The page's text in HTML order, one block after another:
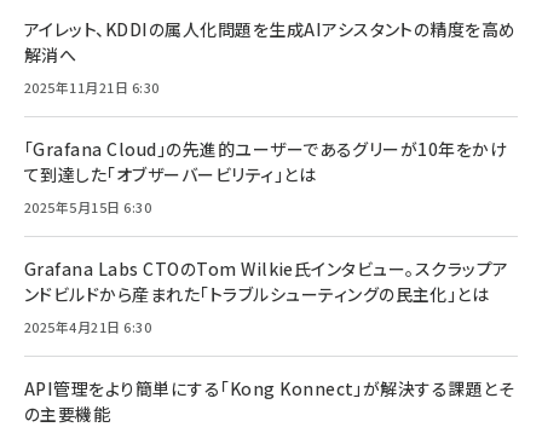
アイレット、KDDIの属人化問題を生成AIアシスタントの精度を高め
解消へ
2025年11月21日 6:30
「Grafana Cloud」の先進的ユーザーであるグリーが10年をかけ
て到達した「オブザーバービリティ」とは
2025年5月15日 6:30
Grafana Labs CTOのTom Wilkie氏インタビュー。スクラップア
ンドビルドから産まれた「トラブルシューティングの民主化」とは
2025年4月21日 6:30
API管理をより簡単にする「Kong Konnect」が解決する課題とそ
の主要機能